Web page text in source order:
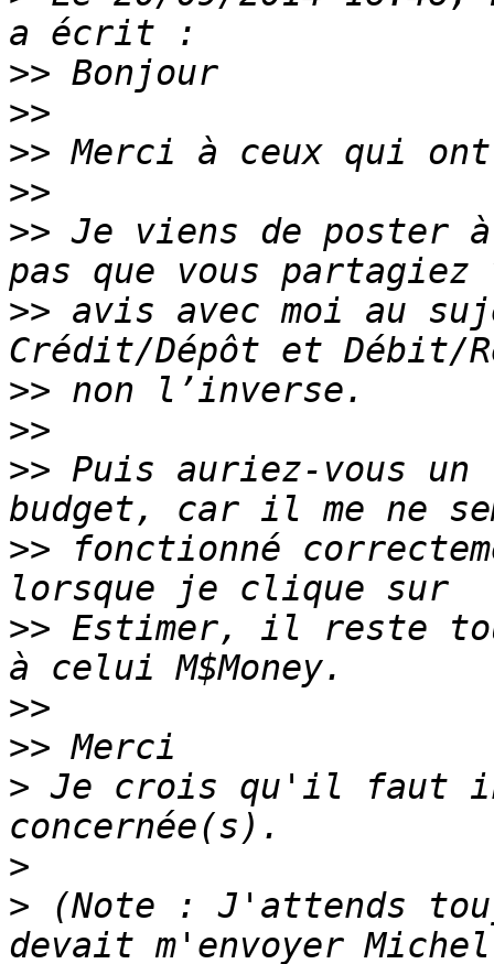
>>
>>
>>
>>
>> Je viens de poster
>> avis avec moi au
>>
>>
>> Puis auriez-vous
>> fonctionné
>> Estimer, il reste
>>
>>
> Je crois qu'il faut
>
> (Note : J'attends